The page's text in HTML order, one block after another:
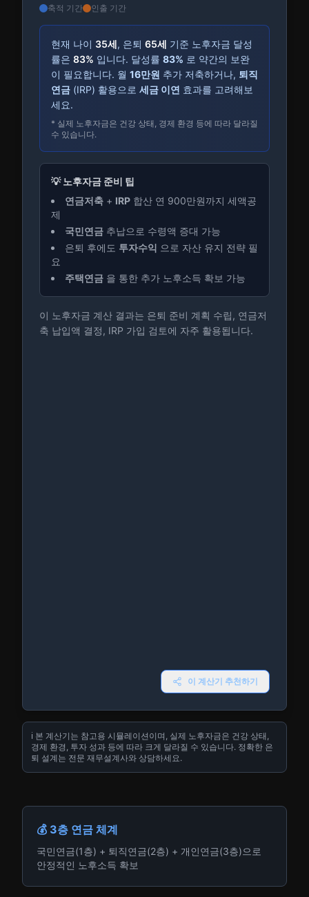
축적 기간 인출 기간
현재 나이 35세, 은퇴 65세 기준 노후자금 달성
률은 83% 입니다. 달성률 83% 로 약간의 보완
이 필요합니다. 월 16만원 추가 저축하거나, 퇴직
연금 (IRP) 활용으로 세금 이연 효과를 고려해보
세요.
* 실제 노후자금은 건강 상태, 경제 환경 등에 따라 달라질
수 있습니다.
💡 노후자금 준비 팁
연금저축 + IRP 합산 연 900만원까지 세액공
제
국민연금 추납으로 수령액 증대 가능
은퇴 후에도 투자수익 으로 자산 유지 전략 필
요
주택연금 을 통한 추가 노후소득 확보 가능
이 노후자금 계산 결과는 은퇴 준비 계획 수립, 연금저
축 납입액 결정, IRP 가입 검토에 자주 활용됩니다.
이 계산기 추천하기
ℹ️ 본 계산기는 참고용 시뮬레이션이며, 실제 노후자금은 건강 상태,
경제 환경, 투자 성과 등에 따라 크게 달라질 수 있습니다. 정확한 은
퇴 설계는 전문 재무설계사와 상담하세요.
💰 3층 연금 체계
국민연금(1층) + 퇴직연금(2층) + 개인연금(3층)으로
안정적인 노후소득 확보